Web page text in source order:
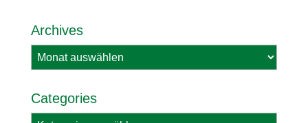
Archives
Archives
Categories